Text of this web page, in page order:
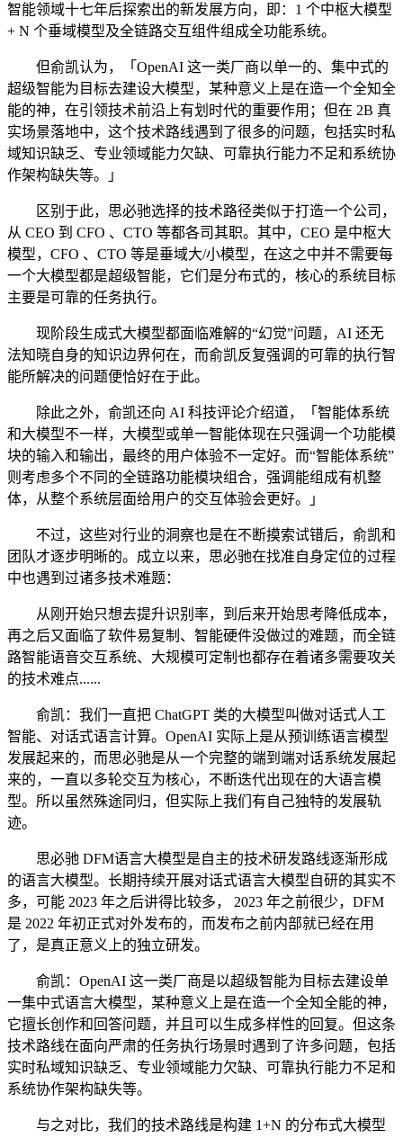
智能领域十七年后探索出的新发展方向，即：1 个中枢大模型
+ N 个垂域模型及全链路交互组件组成全功能系统。
但俞凯认为，「OpenAI 这一类厂商以单一的、集中式的
超级智能为目标去建设大模型，某种意义上是在造一个全知全
能的神，在引领技术前沿上有划时代的重要作用；但在 2B 真
实场景落地中，这个技术路线遇到了很多的问题，包括实时私
域知识缺乏、专业领域能力欠缺、可靠执行能力不足和系统协
作架构缺失等。」
区别于此，思必驰选择的技术路径类似于打造一个公司，
从 CEO 到 CFO 、CTO 等都各司其职。其中，CEO 是中枢大
模型，CFO 、CTO 等是垂域大/小模型，在这之中并不需要每
一个大模型都是超级智能，它们是分布式的，核心的系统目标
主要是可靠的任务执行。
现阶段生成式大模型都面临难解的“幻觉”问题，AI 还无
法知晓自身的知识边界何在，而俞凯反复强调的可靠的执行智
能所解决的问题便恰好在于此。
除此之外，俞凯还向 AI 科技评论介绍道，「智能体系统
和大模型不一样，大模型或单一智能体现在只强调一个功能模
块的输入和输出，最终的用户体验不一定好。而“智能体系统”
则考虑多个不同的全链路功能模块组合，强调能组成有机整
体，从整个系统层面给用户的交互体验会更好。」
不过，这些对行业的洞察也是在不断摸索试错后，俞凯和
团队才逐步明晰的。成立以来，思必驰在找准自身定位的过程
中也遇到过诸多技术难题：
从刚开始只想去提升识别率，到后来开始思考降低成本，
再之后又面临了软件易复制、智能硬件没做过的难题，而全链
路智能语音交互系统、大规模可定制也都存在着诸多需要攻关
的技术难点......
俞凯：我们一直把 ChatGPT 类的大模型叫做对话式人工
智能、对话式语言计算。OpenAI 实际上是从预训练语言模型
发展起来的，而思必驰是从一个完整的端到端对话系统发展起
来的，一直以多轮交互为核心，不断迭代出现在的大语言模
型。所以虽然殊途同归，但实际上我们有自己独特的发展轨
迹。
思必驰 DFM语言大模型是自主的技术研发路线逐渐形成
的语言大模型。长期持续开展对话式语言大模型自研的其实不
多，可能 2023 年之后讲得比较多， 2023 年之前很少，DFM
是 2022 年初正式对外发布的，而发布之前内部就已经在用
了，是真正意义上的独立研发。
俞凯：OpenAI 这一类厂商是以超级智能为目标去建设单
一集中式语言大模型，某种意义上是在造一个全知全能的神，
它擅长创作和回答问题，并且可以生成多样性的回复。但这条
技术路线在面向严肃的任务执行场景时遇到了许多问题，包括
实时私域知识缺乏、专业领域能力欠缺、可靠执行能力不足和
系统协作架构缺失等。
与之对比，我们的技术路线是构建 1+N 的分布式大模型